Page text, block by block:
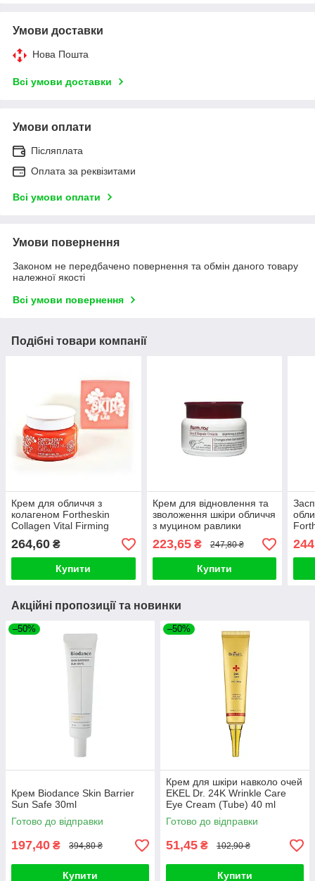
Умови доставки
Нова Пошта
Всі умови доставки
Умови оплати
Післяплата
Оплата за реквізитами
Всі умови оплати
Умови повернення
Законом не передбачено повернення та обмін даного товару
належної якості
Всі умови повернення
Подібні товари компанії
Крем для обличчя з
колагеном Fortheskin
Collagen Vital Firming
Cream 100ml
264,60 ₴
Купити
Крем для відновлення та
зволоження шкіри обличчя
з муцином равлики
FarmStay Snail Repair
Cream 100ml
223,65₴ 247,80 ₴
Купити
Акційні пропозиції та новинки
–50%
Крем Biodance Skin Barrier
Sun Safe 30ml
Готово до відправки
197,40 ₴ 394,80 ₴
Купити
–50%
Крем для шкіри навколо очей
EKEL Dr. 24K Wrinkle Care
Eye Cream (Tube) 40 ml
Готово до відправки
51,45 ₴ 102,90 ₴
Купити